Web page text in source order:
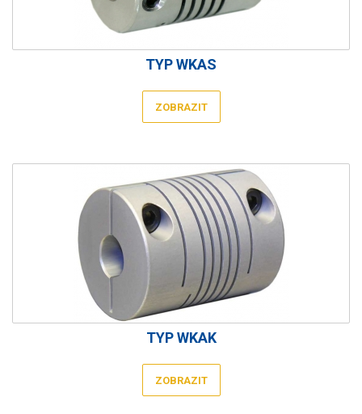
TYP WKAS
ZOBRAZIT
TYP WKAK
ZOBRAZIT